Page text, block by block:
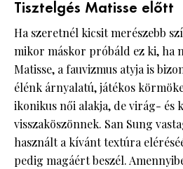
Tisztelgés Matisse előtt
Ha szeretnél kicsit merészebb
mikor máskor próbáld ez ki, ha
Matisse, a fauvizmus atyja is
élénk árnyalatú, játékos
ikonikus női alakja, de virág- és
visszaköszönnek. San Sung
használt a kívánt textúra
pedig magáért beszél.